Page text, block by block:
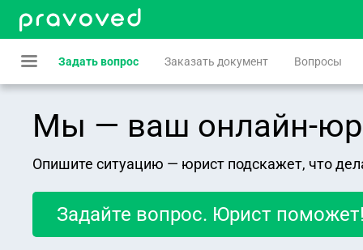
Задать вопрос Заказать документ Вопросы
Мы — ваш онлайн-
Опишите ситуацию — юрист подскажет, что
Задайте вопрос. Юрист